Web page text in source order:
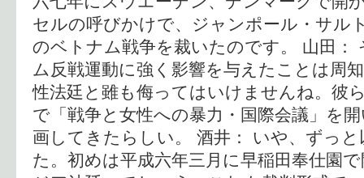
セルの呼びかけで、ジャンポール・サル
のベトナム戦争を裁いたのです。 山田：
ム反戦運動に強く影響を与えたことは周
性法廷と雖も侮ってはいけませんね。彼
で「戦争と女性への暴力・国際会議」を
画してきたらしい。 酒井： いや、ずっ
た。初めは平成六年三月に早稲田奉仕園